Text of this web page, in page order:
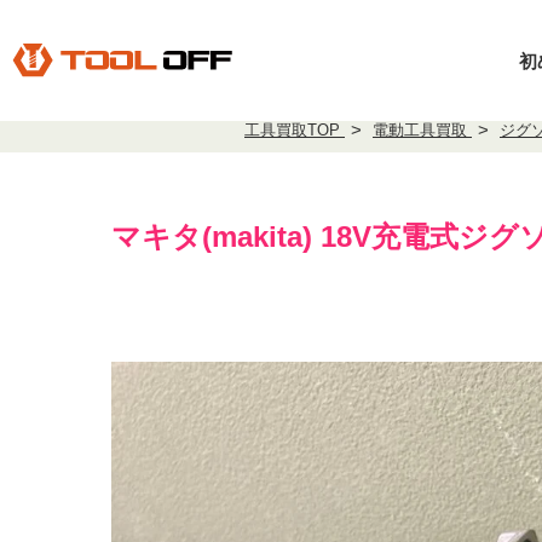
初
工具買取TOP 電動工具買取 ジグ
マキタ(makita) 18V充電式ジグ